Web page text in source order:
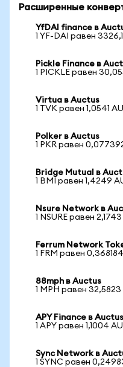
Расширенные
YfDAI finance в
1 YF-DAI равен
Pickle Finance в
1 PICKLE равен
Virtua в Auctus
1 TVK равен 1,0541
Polker в Auctus
1 PKR равен
Bridge Mutual в
1 BMI равен 1,4249
Nsure Network в
1 NSURE равен
Ferrum Network
1 FRM равен
88mph в Auctus
1 MPH равен 32,5823
APY Finance в Auctus
1 APY равен 1,1004
Sync Network в
1 SYNC равен